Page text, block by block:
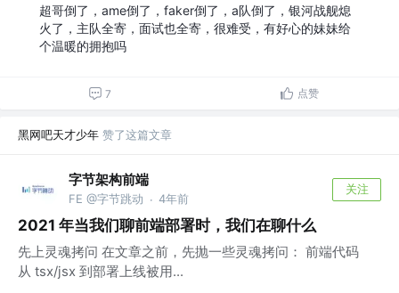
超哥倒了，ame倒了，faker倒了，a队倒了，银河战舰熄
火了，主队全寄，面试也全寄，很难受，有好心的妹妹给
个温暖的拥抱吗
7 点赞
黑网吧天才少年 赞了这篇文章
字节架构前端
FE @字节跳动 · 4年前
关注
2021 年当我们聊前端部署时，我们在聊什么
先上灵魂拷问 在文章之前，先抛一些灵魂拷问： 前端代码
从 tsx/jsx 到部署上线被用...